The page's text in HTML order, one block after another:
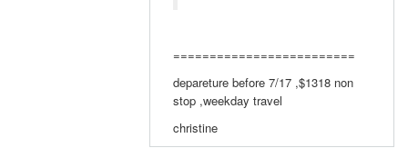
=========================
depareture before 7/17 ,$1318 non
stop ,weekday travel
christine